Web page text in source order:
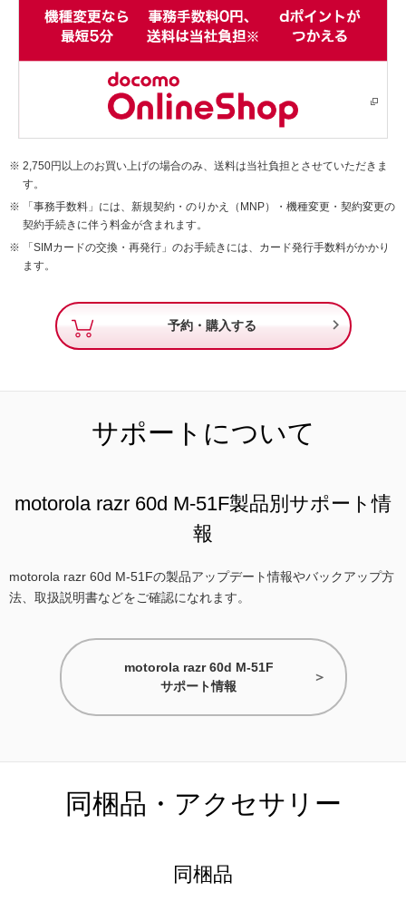
2,750円以上のお買い上げの場合のみ、送料は当社負担とさせていただきま
す。
「事務手数料」には、新規契約・のりかえ（MNP）・機種変更・契約変更の
契約手続きに伴う料金が含まれます。
「SIMカードの交換・再発行」のお手続きには、カード発行手数料がかかり
ます。
予約・購入する 
サポートについて
motorola razr 60d M-51F製品別サポート情
報
motorola razr 60d M-51Fの製品アップデート情報やバックアップ方
法、取扱説明書などをご確認になれます。
motorola razr 60d M-51F
サポート情報
同梱品・アクセサリー
同梱品